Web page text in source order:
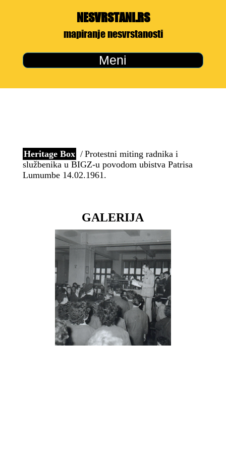
NESVRSTANI.RS
mapiranje nesvrstanosti
Meni
Heritage Box
Protestni miting radnika i
službenika u BIGZ-u povodom ubistva Patrisa
Lumumbe 14.02.1961.
GALERIJA